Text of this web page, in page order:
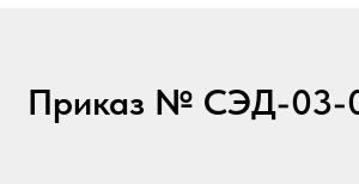
Приказ № СЭД-03-